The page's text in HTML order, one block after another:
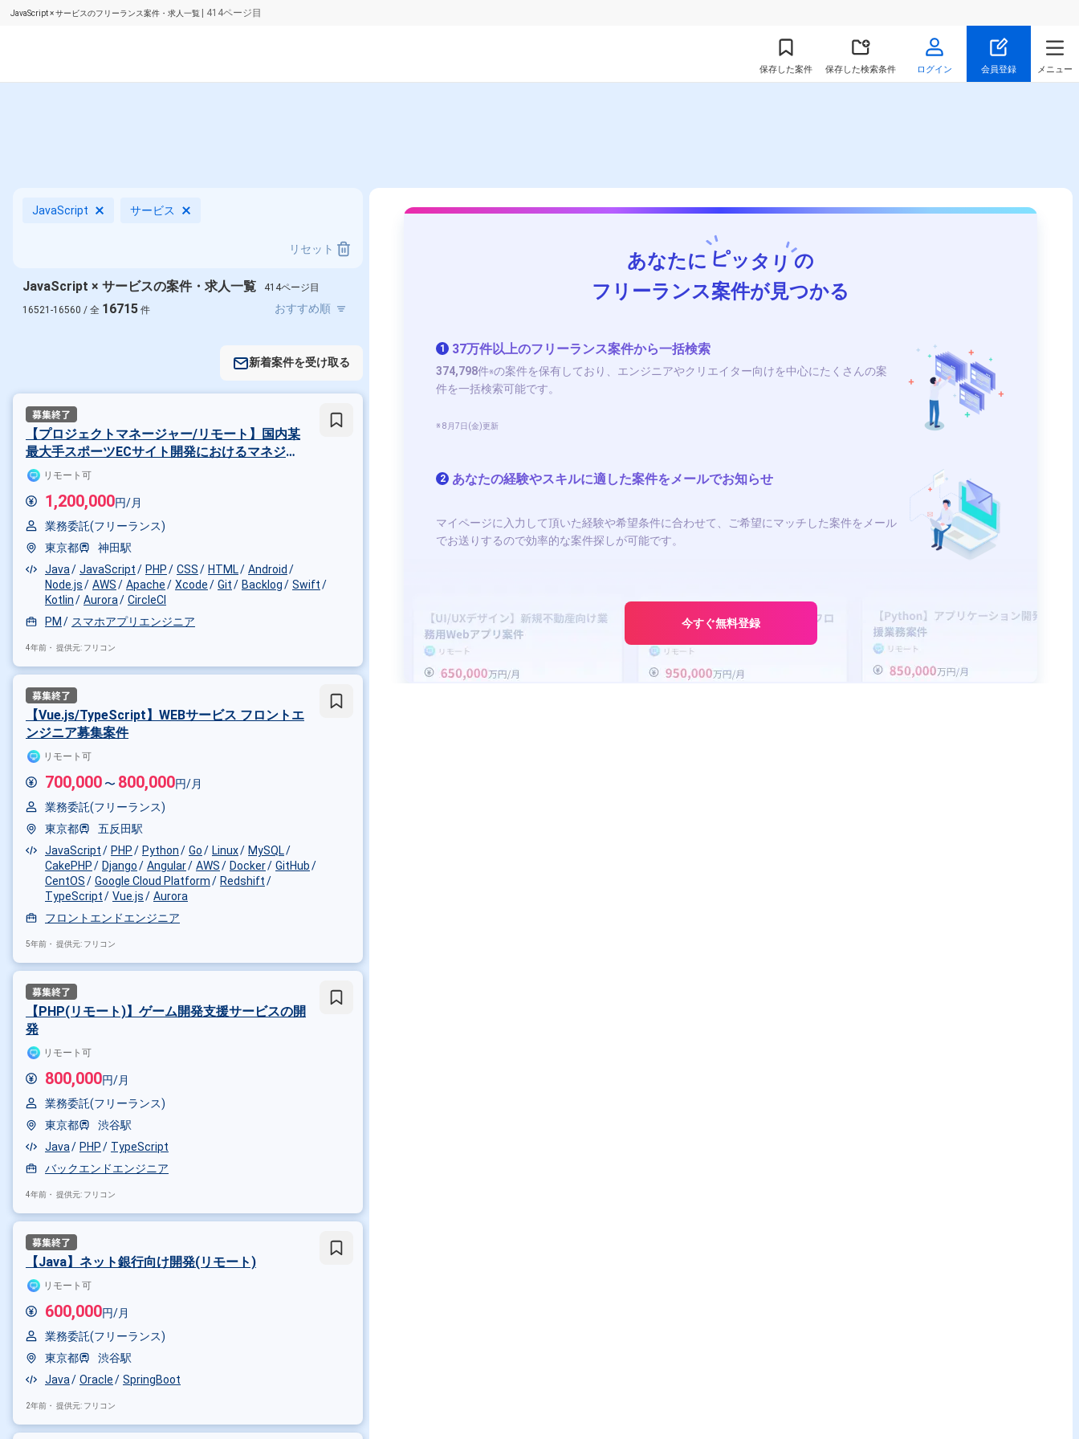
JavaScript × サービスのフリーランス案件・求人一覧 | 414ページ目
保存した案件 保存した検索条件 ログイン 会員登録 メニュー
JavaScript サービス
リセット
JavaScript × サービスの案件・求人一覧
414ページ目
16521-16560 / 全 16715 件
新着案件を受け取る
【プロジェクトマネージャー/リモート】国内某
最大手スポーツECサイト開発におけるマネジメ
ントリモート可
1,200,000円/月
業務委託(フリーランス)
東京都
神田駅
Java
JavaScript PHP CSS HTML
Android
Node.js
AWS Apache Xcode Git Backlog
Swift
Kotlin
Aurora
CircleCI
PM
スマホアプリエンジニア
4年前・ 提供元: フリコン
【Vue.js/TypeScript】WEBサービス フロントエ
ンジニア募集案件
リモート可
700,000 〜 800,000円/月
業務委託(フリーランス)
東京都
五反田駅
JavaScript
PHP Python Go Linux
MySQL
CakePHP
Django Angular AWS Docker
GitHub
CentOS
Google Cloud Platform
Redshift
TypeScript
Vue.js
Aurora
フロントエンドエンジニア
5年前・ 提供元: フリコン
【PHP(リモート)】ゲーム開発支援サービスの開
発
リモート可
800,000円/月
業務委託(フリーランス)
東京都
渋谷駅
Java
PHP
TypeScript
バックエンドエンジニア
4年前・ 提供元: フリコン
【Java】ネット銀行向け開発(リモート)
リモート可
600,000円/月
業務委託(フリーランス)
東京都
渋谷駅
Java
Oracle SpringBoot
2年前・ 提供元: フリコン
あなたに ピッタリの
フリーランス案件が見つかる
1 37万件以上のフリーランス案件から一括検索
374,798件※の案件を保有しており、エンジニアやクリエイター向けを中心にたくさんの案
件を一括検索可能です。
※ 8月7日(金)更新
2 あなたの経験やスキルに適した案件をメールでお知らせ
マイページに入力して頂いた経験や希望条件に合わせて、ご希望にマッチした案件をメール
でお送りするので効率的な案件探しが可能です。
今すぐ無料登録